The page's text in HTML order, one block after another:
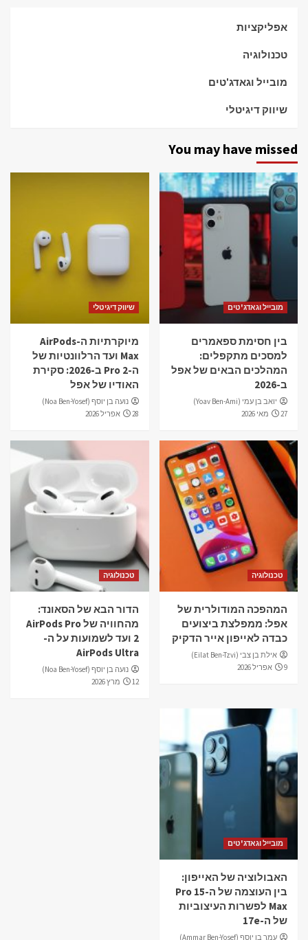
אפליקציות
טכנולוגיה
מובייל וגאדג'טים
שיווק דיגיטלי
You may have missed
מובייל וגאדג'טים
בין חסימת ספאמרים
למסכים מתקפלים:
המהלכים הבאים של אפל
ב-2026
יואב בן עמי (Yoav Ben-Ami)
27 מאי 2026
שיווק דיגיטלי
מיוקרתיות ה-AirPods
Max ועד הרלוונטיות של
ה-Pro 2 ב-2026: סקירת
האודיו של אפל
נועה בן יוסף (Noa Ben-Yosef)
28 אפריל 2026
טכנולוגיה
המהפכה המודולרית של
אפל: ממפלצת ביצועים
כבדה לאייפון אייר הדקיק
אילת בן צבי (Eilat Ben-Tzvi)
9 אפריל 2026
טכנולוגיה
הדור הבא של הסאונד:
מהחוויה של AirPods Pro
2 ועד לשמועות על ה-
AirPods Ultra
נועה בן יוסף (Noa Ben-Yosef)
12 מרץ 2026
מובייל וגאדג'טים
האבולוציה של האייפון:
בין העוצמה של ה-15 Pro
Max לפשרות העיצוביות
של ה-17e
עמר בן יוסף (Ammar Ben-Yosef)